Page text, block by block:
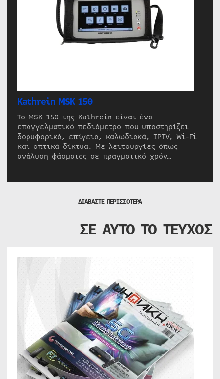
Kathrein MSK 150
Το MSK 150 της Kathrein είναι ένα
επαγγελματικό πεδιόμετρο που υποστηρίζει
δορυφορικά, επίγεια, καλωδιακά, IPTV, Wi-Fi
και οπτικά δίκτυα. Με λειτουργίες όπως
ανάλυση φάσματος σε πραγματικό χρόν…
ΔΙΑΒΑΣΤΕ ΠΕΡΙΣΣΟΤΕΡΑ
ΣΕ ΑΥΤΟ ΤΟ ΤΕΥΧΟΣ